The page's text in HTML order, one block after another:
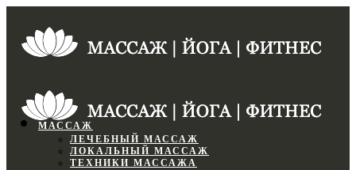
МАССАЖ
ЛЕЧЕБНЫЙ МАССАЖ
ЛОКАЛЬНЫЙ МАССАЖ
ТЕХНИКИ МАССАЖА